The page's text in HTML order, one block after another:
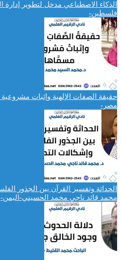
الذكاء الاصطناعي مدخل لتطوير إدارة
فلسطين-
حقيقة الصفات الإلهية وإثبات
مصر-
الحداثة وتفسير القرآن بين الجذور
محمد قائد ناجي محمد الحسيني-اليمن-